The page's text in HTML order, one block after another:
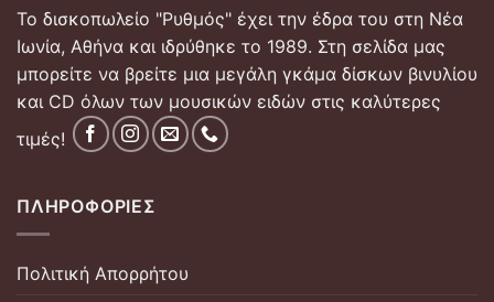
Το δισκοπωλείο "Ρυθμός" έχει την έδρα του στη Νέα
Ιωνία, Αθήνα και ιδρύθηκε το 1989. Στη σελίδα μας
μπορείτε να βρείτε μια μεγάλη γκάμα δίσκων βινυλίου
και CD όλων των μουσικών ειδών στις καλύτερες
τιμές!
ΠΛΗΡΟΦΟΡΊΕΣ
Πολιτική Απορρήτου